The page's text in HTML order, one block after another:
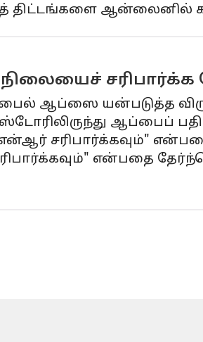
திட்டங்களை ஆன்லைனில்
சரிபார்க்க
ஆப்ஸை யன்படுத்த
ஆப்பைப்
சரிபார்க்கவும்"
என்பதை